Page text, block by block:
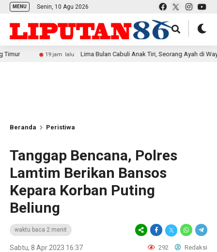
MENU Senin, 10 Agu 2026
19 jam lalu Lima Bulan Cabuli Anak Tiri, Seorang Ayah di Way Kanan
Beranda Peristiwa
Tanggap Bencana, Polres
Lamtim Berikan Bansos
Kepara Korban Puting
Beliung
waktu baca 2 menit
Sabtu, 8 Apr 2023 16:37 292 Redaksi